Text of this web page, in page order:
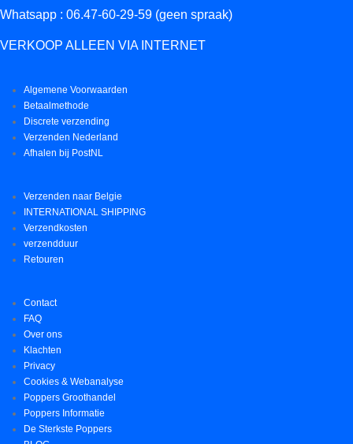
Whatsapp : 06.47-60-29-59 (geen spraak)
VERKOOP ALLEEN VIA INTERNET
Algemene Voorwaarden
Betaalmethode
Discrete verzending
Verzenden Nederland
Afhalen bij PostNL
Verzenden naar Belgie
INTERNATIONAL SHIPPING
Verzendkosten
verzendduur
Retouren
Contact
FAQ
Over ons
Klachten
Privacy
Cookies & Webanalyse
Poppers Groothandel
Poppers Informatie
De Sterkste Poppers